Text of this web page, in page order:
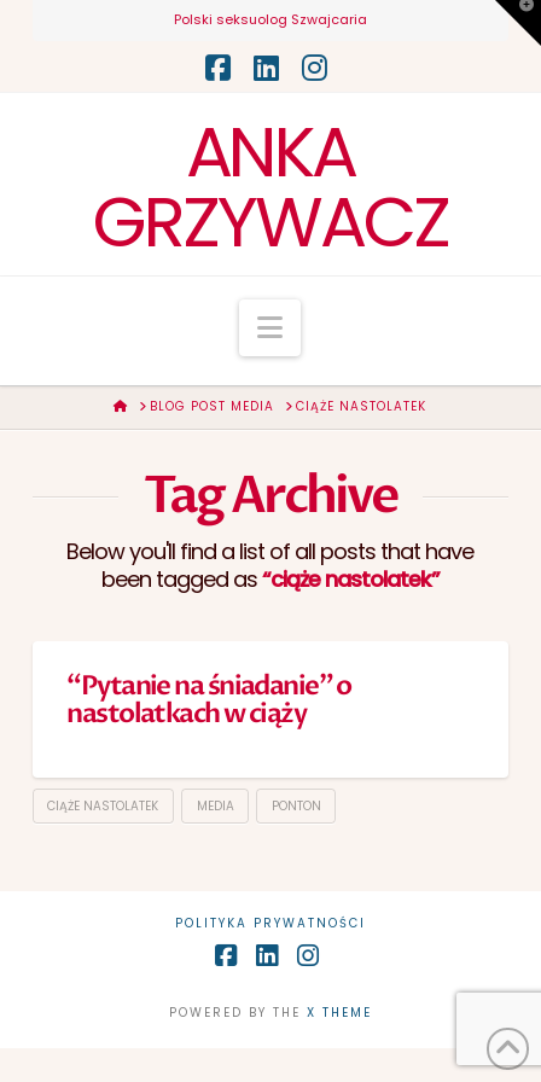
Polski seksuolog Szwajcaria
Facebook
LinkedInInstagram
ANKA
GRZYWACZ
Navigation
HOMEBLOG POST MEDIA CIĄŻE NASTOLATEK
Tag Archive
Below you'll find a list of all posts that have
been tagged as“ciąże nastolatek”
“Pytanie na śniadanie” o
nastolatkach w ciąży
CIĄŻE NASTOLATEK MEDIA PONTON
POLITYKA PRYWATNOŚCI
POWERED BY THE X THEME